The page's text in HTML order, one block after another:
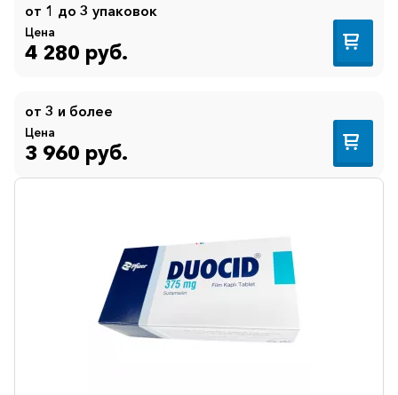
от 1 до 3 упаковок
Цена
4 280 руб.
от 3 и более
Цена
3 960 руб.